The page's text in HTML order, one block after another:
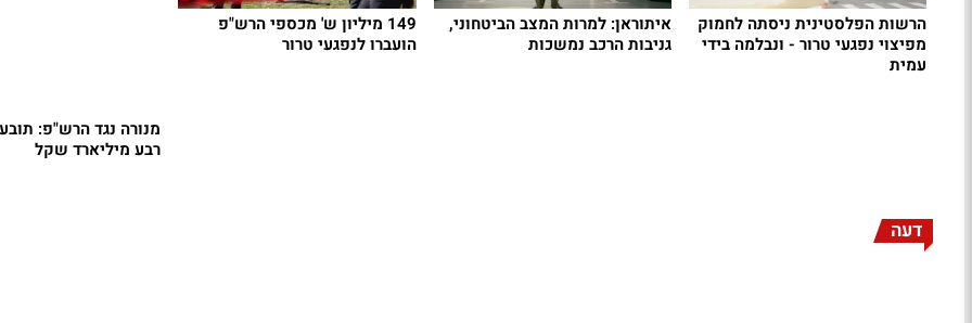
הרשות הפלסטינית ניסתה לחמוק
מפיצוי נפגעי טרור - ונבלמה בידי
עמית
איתוראן: למרות המצב הביטחוני,
גניבות הרכב נמשכות
149 מיליון ש' מכספי הרש"פ
הועברו לנפגעי טרור
מנורה נגד הרש"פ:
רבע מיליארד שקל
דעה